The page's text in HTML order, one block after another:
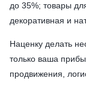
до 35%; товары
декоративная и
Наценку делать
только ваша
продвижения,